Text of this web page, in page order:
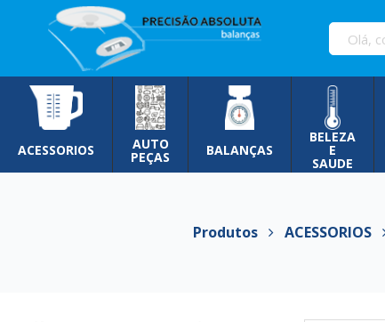
Pular
para
conteúdo
ACESSORIOS AUTO
PEÇAS BALANÇAS
BELEZA
E
SAUDE
Produtos ACESSORIOS